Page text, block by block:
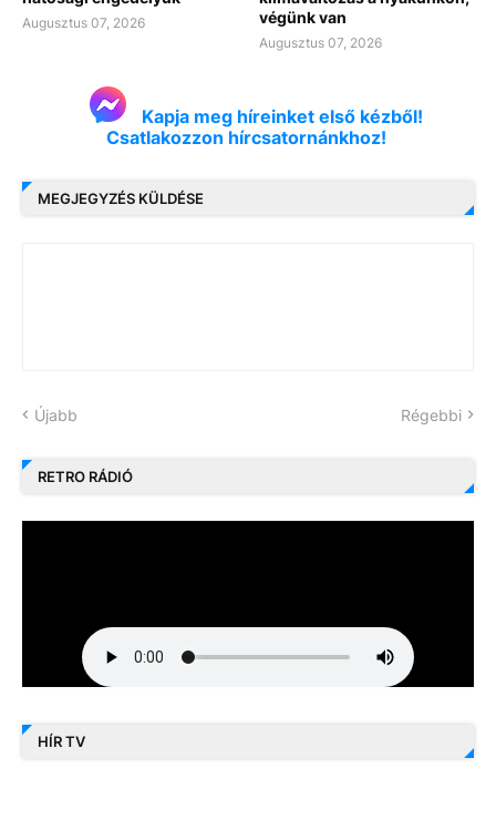
Augusztus 07, 2026
végünk van
Augusztus 07, 2026
Kapja meg híreinket első kézből!
Csatlakozzon hírcsatornánkhoz!
MEGJEGYZÉS KÜLDÉSE
Újabb Régebbi
RETRO RÁDIÓ
HÍR TV